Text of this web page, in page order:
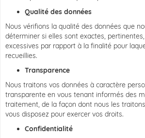
Qualité des données
Nous vérifions la qualité des données que
déterminer si elles sont exactes,
excessives par rapport à la finalité pour
recueillies.
Transparence
Nous traitons vos données à caractère
transparente en vous tenant informés des
traitement, de la façon dont nous les
vous disposez pour exercer vos droits.
Confidentialité